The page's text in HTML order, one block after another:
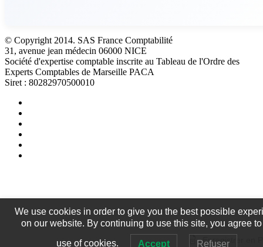
© Copyright 2014. SAS France Comptabilité
31, avenue jean médecin 06000 NICE
Société d'expertise comptable inscrite au Tableau de l'Ordre des
Experts Comptables de Marseille PACA
Siret : 80282970500010
Enregistrer en
We use cookies in order to give you the best possible
on our website. By continuing to use this site, you agree
use of cookies. Accept Refuser